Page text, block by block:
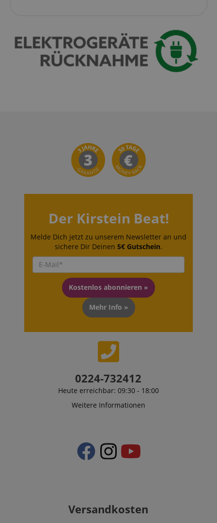
Der Kirstein Beat!
Melde Dich jetzt zu unserem Newsletter an und
sichere Dir Deinen 5€ Gutschein.
Kostenlos abonnieren »
Mehr Info »
0224-732412
Heute erreichbar: 09:30 - 18:00
Weitere Informationen
Versandkosten